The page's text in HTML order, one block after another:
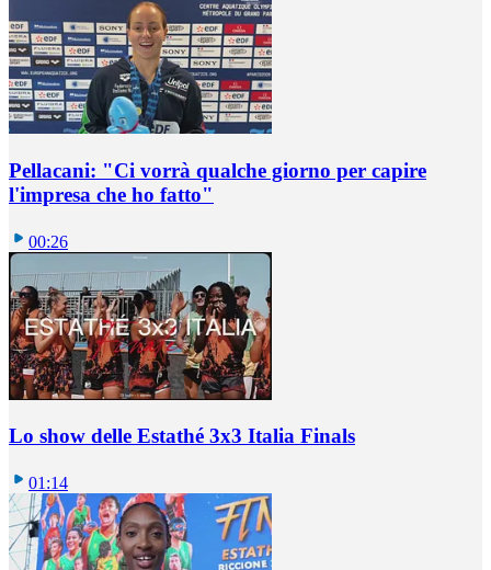
Pellacani: "Ci vorrà qualche giorno per capire
l'impresa che ho fatto"
00:26
Lo show delle Estathé 3x3 Italia Finals
01:14